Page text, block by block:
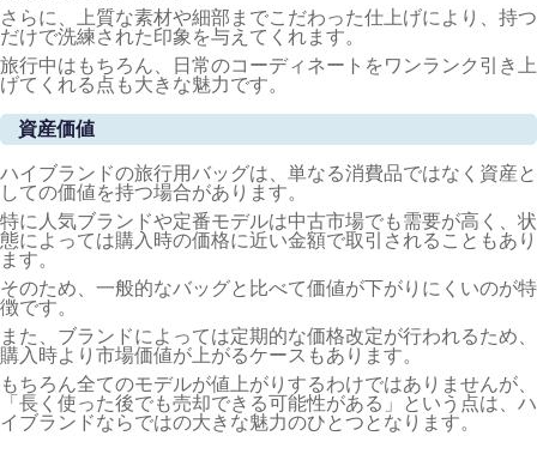
さらに、上質な素材や細部までこだわった仕上げにより、持つ
だけで洗練された印象を与えてくれます。
旅行中はもちろん、日常のコーディネートをワンランク引き上
げてくれる点も大きな魅力です。
資産価値
ハイブランドの旅行用バッグは、単なる消費品ではなく資産と
しての価値を持つ場合があります。
特に人気ブランドや定番モデルは中古市場でも需要が高く、状
態によっては購入時の価格に近い金額で取引されることもあり
ます。
そのため、一般的なバッグと比べて価値が下がりにくいのが特
徴です。
また、ブランドによっては定期的な価格改定が行われるため、
購入時より市場価値が上がるケースもあります。
もちろん全てのモデルが値上がりするわけではありませんが、
「長く使った後でも売却できる可能性がある」という点は、ハ
イブランドならではの大きな魅力のひとつとなります。